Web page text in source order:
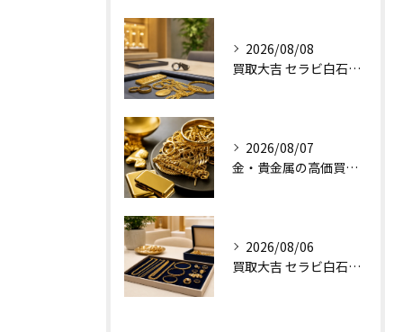
2026/08/08
買取大吉 セラビ白石店の金買取、査定理由が見える安心感
2026/08/07
金・貴金属の高価買取へ、相場差と手数料を見る
2026/08/06
買取大吉 セラビ白石店の金・貴金属買取で迷わない強み